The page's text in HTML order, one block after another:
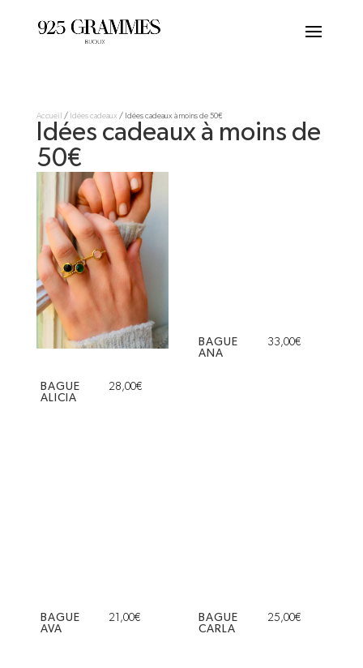
Accueil / Idées cadeaux / Idées cadeaux à moins de 50€
Idées cadeaux à moins de
50€
BAGUE
ALICIA
28,00€
BAGUE
ANA
33,00€
BAGUE
AVA
21,00€
BAGUE
CARLA
25,00€